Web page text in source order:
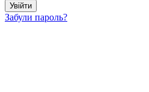
Увійти
Забули пароль?